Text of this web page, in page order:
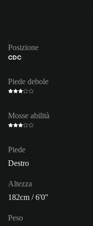
Posizione
CDC
Piede debole
Mosse abilità
Piede
Destro
Altezza
182cm / 6'0"
Peso